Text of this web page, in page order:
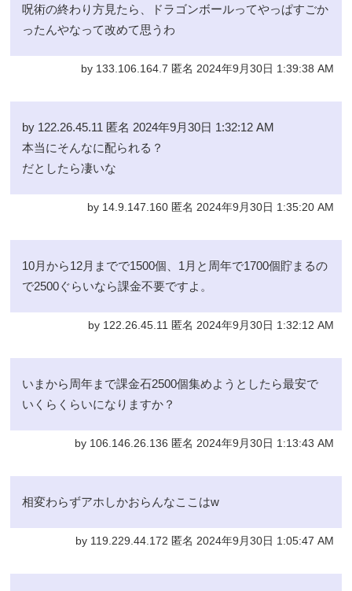
呪術の終わり方見たら、ドラゴンボールってやっぱすごか
ったんやなって改めて思うわ
by 133.106.164.7 匿名 2024年9月30日 1:39:38 AM
by 122.26.45.11 匿名 2024年9月30日 1:32:12 AM
本当にそんなに配られる？
だとしたら凄いな
by 14.9.147.160 匿名 2024年9月30日 1:35:20 AM
10月から12月までで1500個、1月と周年で1700個貯まるの
で2500ぐらいなら課金不要ですよ。
by 122.26.45.11 匿名 2024年9月30日 1:32:12 AM
いまから周年まで課金石2500個集めようとしたら最安で
いくらくらいになりますか？
by 106.146.26.136 匿名 2024年9月30日 1:13:43 AM
相変わらずアホしかおらんなここはw
by 119.229.44.172 匿名 2024年9月30日 1:05:47 AM